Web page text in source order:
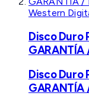
Western
Disco Duro
Disco Duro